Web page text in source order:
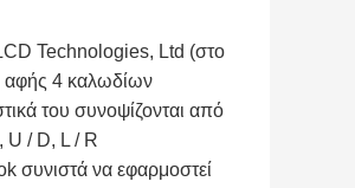
Technologies, Ltd (στο
4 καλωδίων
του συνοψίζονται από
U / D, L / R
συνιστά να εφαρμοστεί